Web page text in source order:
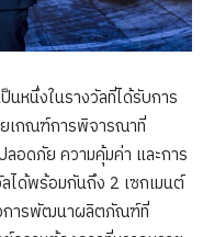
นหนึ่งในรางวัลที่ได้รับการ
เกณฑ์การพิจารณาที่
ลอดภัย ความคุ้มค่า และการ
ได้พร้อมกันถึง 2 เซกเมนต์
การพัฒนาผลิตภัณฑ์ที่